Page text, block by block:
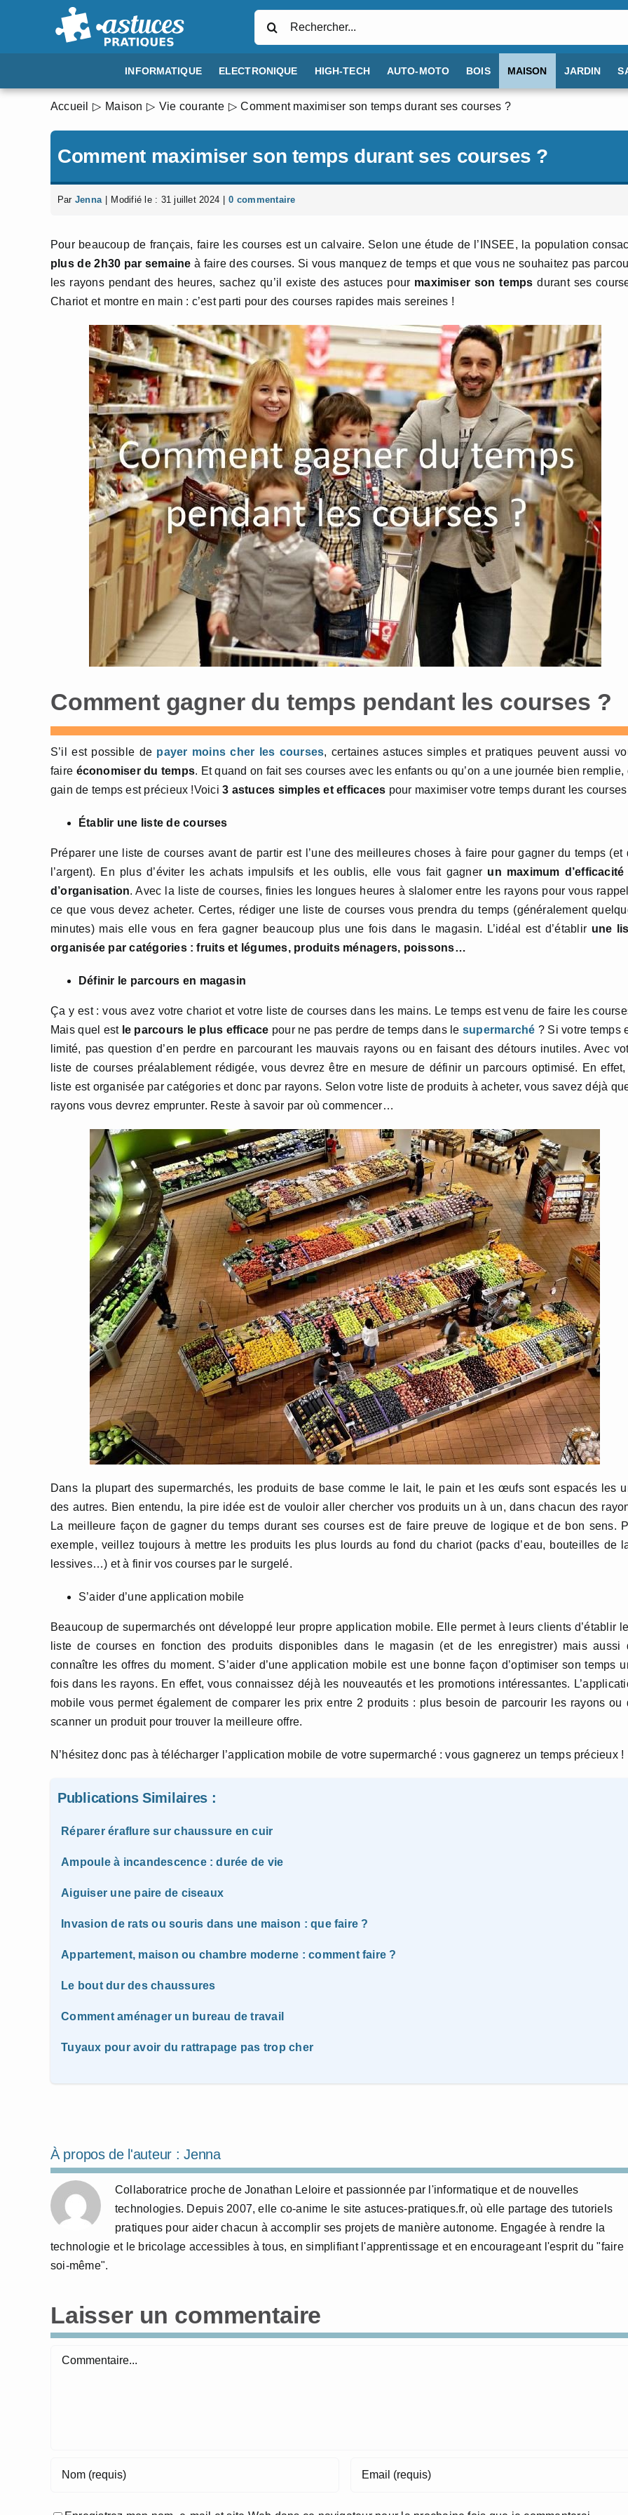
INFORMATIQUE ELECTRONIQUE HIGH-TECH AUTO-MOTO BOIS MAISON JARDIN
Accueil Maison Vie courante Comment maximiser son temps durant ses courses ?
Comment maximiser son temps durant ses courses ?
Par Jenna Modifié le : 31 juillet 2024 0 commentaire
Pour beaucoup de français, faire les courses est un calvaire. Selon une étude de l’INSEE, la population
plus de 2h30 par semaine à faire des courses. Si vous manquez de temps et que vous ne souhaitez pas
les rayons pendant des heures, sachez qu’il existe des astuces pour maximiser son temps durant ses
Chariot et montre en main : c’est parti pour des courses rapides mais sereines !
Comment gagner du temps pendant les courses ?
S’il est possible de payer moins cher les courses, certaines astuces simples et pratiques peuvent aussi
faire économiser du temps. Et quand on fait ses courses avec les enfants ou qu’on a une journée bien remplie,
gain de temps est précieux !Voici3 astuces simples et efficaces pour maximiser votre temps durant les courses
Établir une liste de courses
Préparer une liste de courses avant de partir est l’une des meilleures choses à faire pour gagner du temps (et
l’argent). En plus d’éviter les achats impulsifs et les oublis, elle vous fait gagner un maximum d’efficacité
d’organisation. Avec la liste de courses, finies les longues heures à slalomer entre les rayons pour vous
ce que vous devez acheter. Certes, rédiger une liste de courses vous prendra du temps (généralement
minutes) mais elle vous en fera gagner beaucoup plus une fois dans le magasin. L’idéal est d’établir une
organisée par catégories : fruits et légumes, produits ménagers, poissons…
Définir le parcours en magasin
Ça y est : vous avez votre chariot et votre liste de courses dans les mains. Le temps est venu de faire les
Mais quel estle parcours le plus efficace pour ne pas perdre de temps dans le supermarché ? Si votre temps
limité, pas question d’en perdre en parcourant les mauvais rayons ou en faisant des détours inutiles. Avec
liste de courses préalablement rédigée, vous devrez être en mesure de définir un parcours optimisé. En
liste est organisée par catégories et donc par rayons. Selon votre liste de produits à acheter, vous savez déjà
rayons vous devrez emprunter. Reste à savoir par où commencer…
Dans la plupart des supermarchés, les produits de base comme le lait, le pain et les œufs sont espacés les
des autres. Bien entendu, la pire idée est de vouloir aller chercher vos produits un à un, dans chacun des
La meilleure façon de gagner du temps durant ses courses est de faire preuve de logique et de bon sens.
exemple, veillez toujours à mettre les produits les plus lourds au fond du chariot (packs d’eau, bouteilles de
lessives…) et à finir vos courses par le surgelé.
S’aider d’une application mobile
Beaucoup de supermarchés ont développé leur propre application mobile. Elle permet à leurs clients d’établir
liste de courses en fonction des produits disponibles dans le magasin (et de les enregistrer) mais aussi
connaître les offres du moment. S’aider d’une application mobile est une bonne façon d’optimiser son temps
fois dans les rayons. En effet, vous connaissez déjà les nouveautés et les promotions intéressantes.
mobile vous permet également de comparer les prix entre 2 produits : plus besoin de parcourir les rayons ou
scanner un produit pour trouver la meilleure offre.
N’hésitez donc pas à télécharger l’application mobile de votre supermarché : vous gagnerez un temps précieux !
Publications Similaires :
Réparer éraflure sur chaussure en cuir
Ampoule à incandescence : durée de vie
Aiguiser une paire de ciseaux
Invasion de rats ou souris dans une maison : que faire ?
Appartement, maison ou chambre moderne : comment faire ?
Le bout dur des chaussures
Comment aménager un bureau de travail
Tuyaux pour avoir du rattrapage pas trop cher
À propos de l'auteur :Jenna
Collaboratrice proche de Jonathan Leloire et passionnée par l'informatique et de nouvelles
technologies. Depuis 2007, elle co-anime le site astuces-pratiques.fr, où elle partage des tutoriels
pratiques pour aider chacun à accomplir ses projets de manière autonome. Engagée à rendre la
technologie et le bricolage accessibles à tous, en simplifiant l'apprentissage et en encourageant l'esprit du "faire
soi-même".
Laisser un commentaire
Commentaire